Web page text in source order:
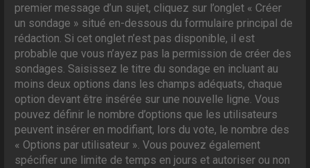
premier message d’un sujet, cliquez sur l’onglet « Créer
un sondage » situé en-dessous du formulaire principal de
rédaction. Si cet onglet n’est pas disponible, il est
probable que vous n’ayez pas la permission de créer des
sondages. Saisissez le titre du sondage en incluant au
moins deux options dans les champs adéquats, chaque
option devant être insérée sur une nouvelle ligne. Vous
pouvez définir le nombre d’options que les utilisateurs
peuvent insérer en modifiant, lors du vote, le nombre des
« Options par utilisateur ». Vous pouvez également
spécifier une limite de temps en jours et autoriser ou non